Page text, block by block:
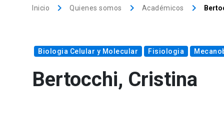
Inicio keyboard_arrow_right Quienes somos keyboard_arrow_right Académicos keyboard_arrow_right
Biologia Celular y Molecular Fisiologia
Bertocchi, Cristina